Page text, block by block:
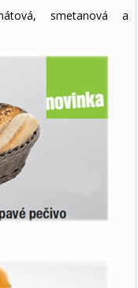
smetanová a